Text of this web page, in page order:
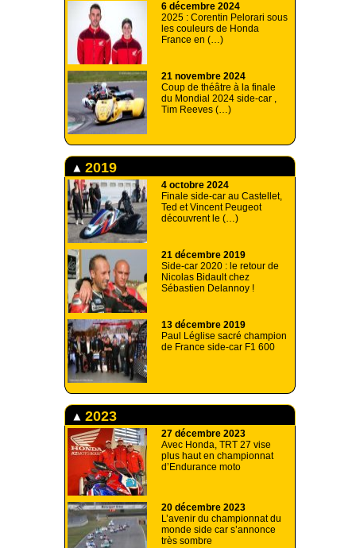
6 décembre 2024
2025 : Corentin Pelorari sous
les couleurs de Honda
France en (…)
21 novembre 2024
Coup de théâtre à la finale
du Mondial 2024 side-car ,
Tim Reeves (…)
2019
4 octobre 2024
Finale side-car au Castellet,
Ted et Vincent Peugeot
découvrent le (…)
21 décembre 2019
Side-car 2020 : le retour de
Nicolas Bidault chez
Sébastien Delannoy !
13 décembre 2019
Paul Léglise sacré champion
de France side-car F1 600
2023
27 décembre 2023
Avec Honda, TRT 27 vise
plus haut en championnat
d’Endurance moto
20 décembre 2023
L’avenir du championnat du
monde side car s’annonce
très sombre